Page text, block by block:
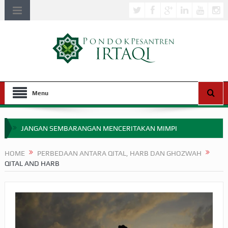
Menu
JANGAN SEMBARANGAN MENCERITAKAN MIMPI
MIMPI YANG DIABAIKAN MENJELANG PERANG BADAR
SEBELUM TIBA SAAT WAJIB?
HAKIKAT NIKMAT DI DUNIA!
HOME
PERBEDAAN ANTARA QITAL, HARB DAN GHOZWAH
QITAL AND HARB